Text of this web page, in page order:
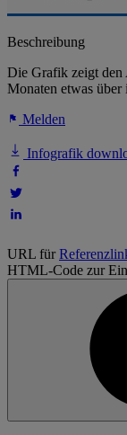
Beschreibung
Die Grafik zeigt den
Monaten etwas über
Melden
Infografik
URL für
HTML-Code zur